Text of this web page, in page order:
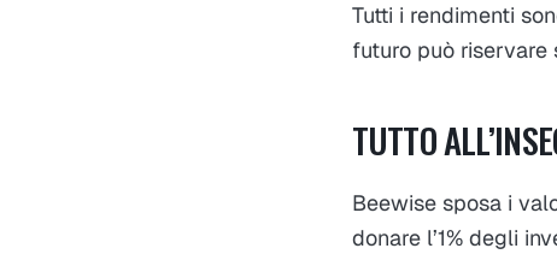
Tutti i rendimenti
futuro può riservare
TUTTO
Beewise sposa i
donare l’1% degli